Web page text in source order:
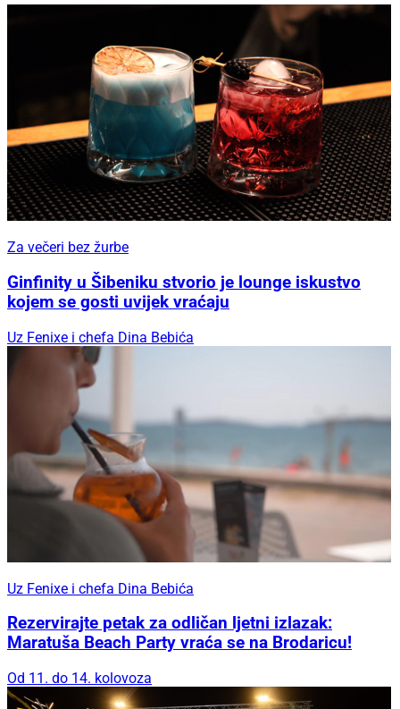
Za večeri bez žurbe
Ginfinity u Šibeniku stvorio je lounge iskustvo
kojem se gosti uvijek vraćaju
Uz Fenixe i chefa Dina Bebića
Uz Fenixe i chefa Dina Bebića
Rezervirajte petak za odličan ljetni izlazak:
Maratuša Beach Party vraća se na Brodaricu!
Od 11. do 14. kolovoza